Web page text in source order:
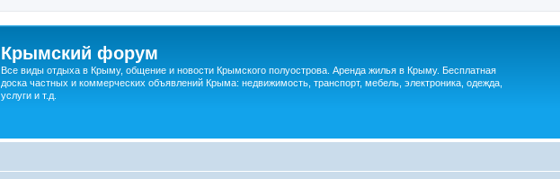
Крымский форум
Все виды отдыха в Крыму, общение и новости Крымского полуострова. Аренда жилья в Крыму. Бесплатная
доска частных и коммерческих объявлений Крыма: недвижимость, транспорт, мебель, электроника, одежда,
услуги и т.д.